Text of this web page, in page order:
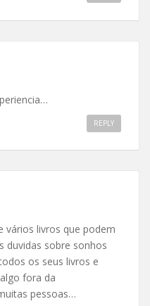
REPLY
vários livros que podem
duvidas sobre sonhos
os seus livros e
fora da
pessoas…